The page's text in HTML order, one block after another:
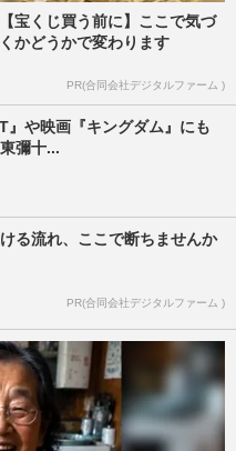
【宝くじ買う前に】ここで気づ
くかどうかで変わります
PR(合同会社デジタルファーム )
』や映画『キングダム』にも
彌十...
る流れ、ここで断ちませんか
PR(合同会社デジタルファーム )